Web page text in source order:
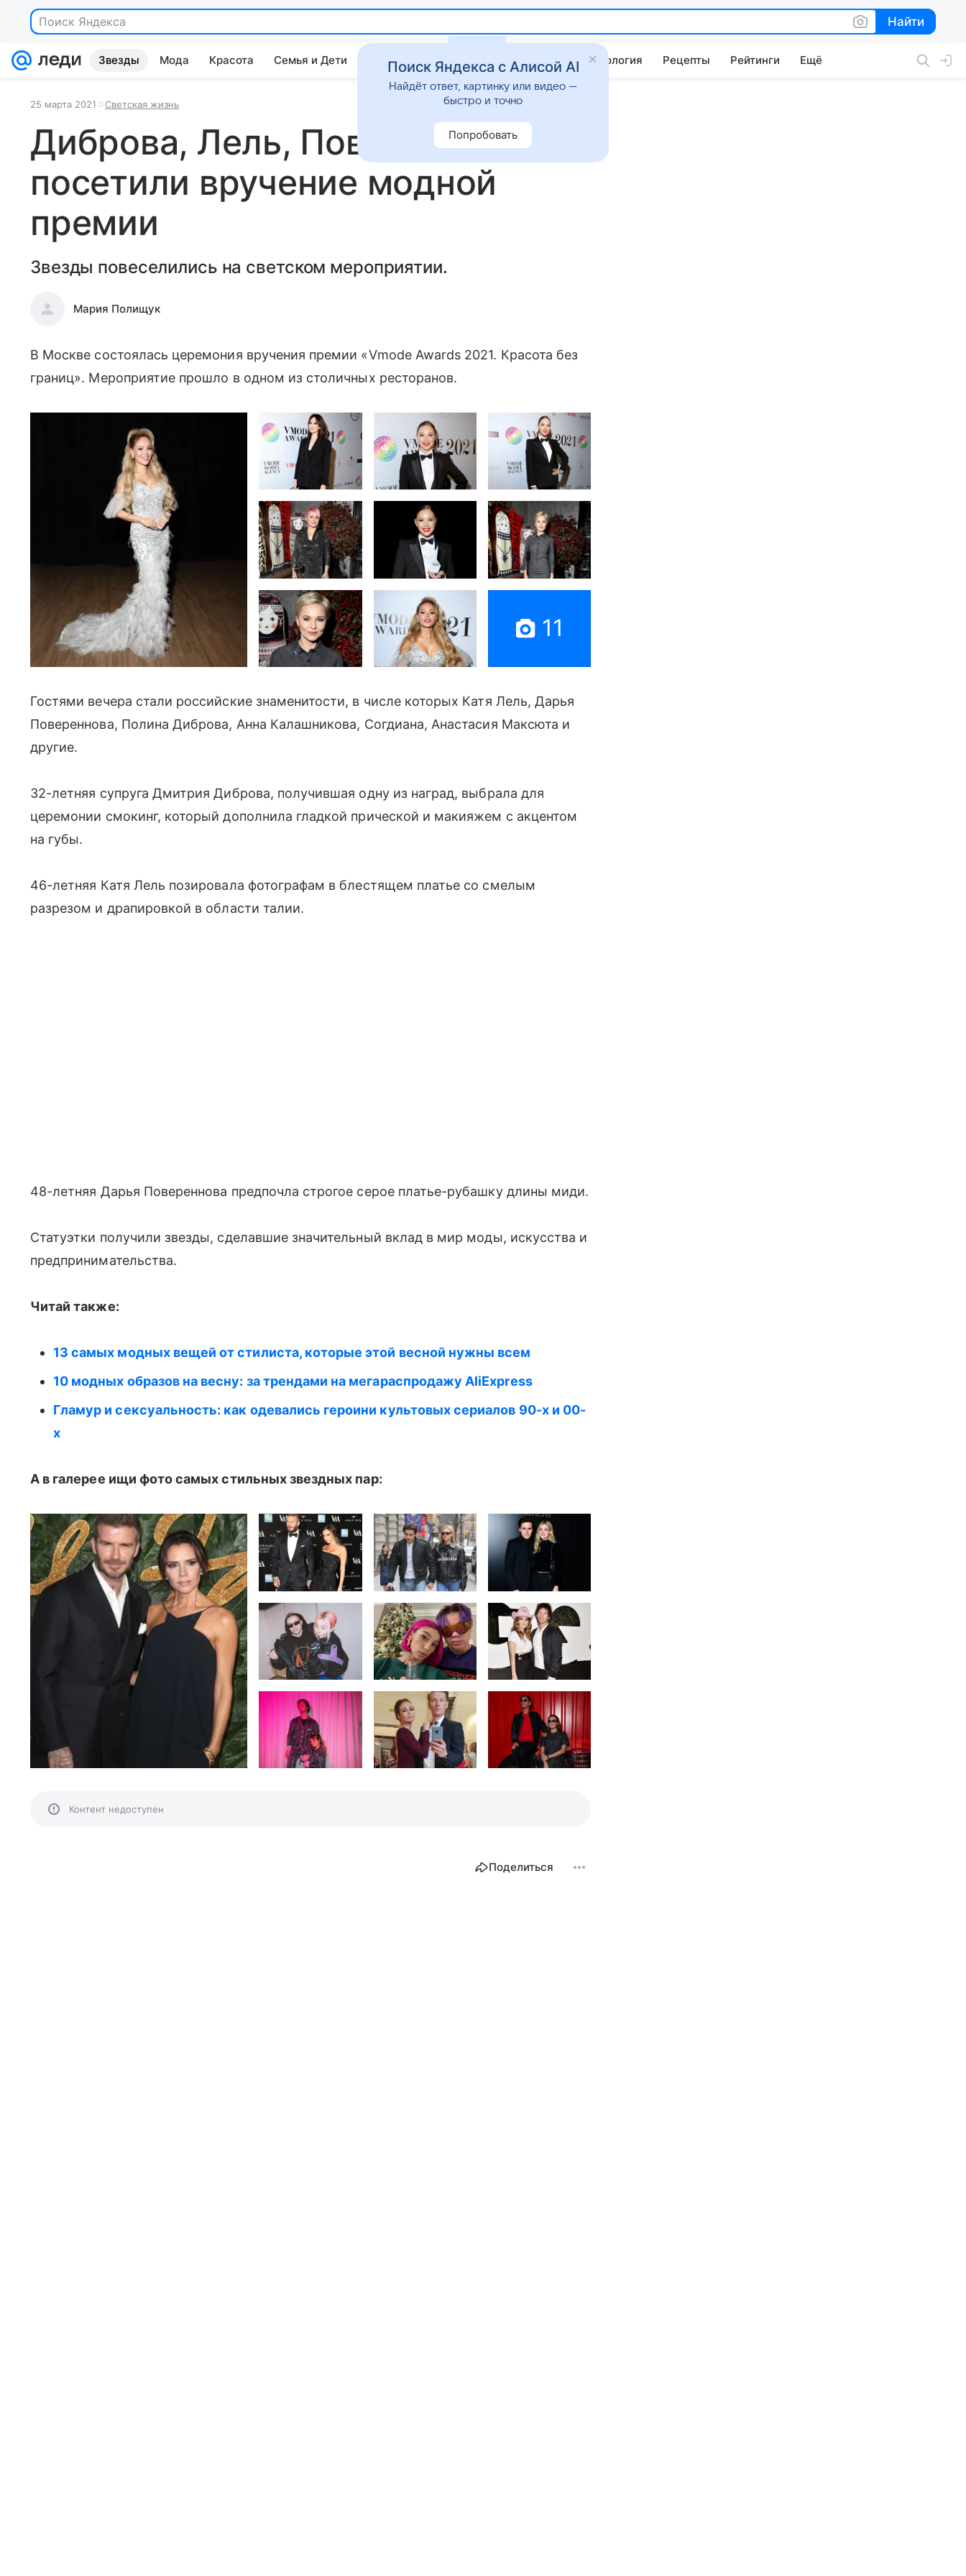
Поиск Яндекса Найти
Найти
Звезды Мода Красота Семья и Дети Дом Гороскопы Стиль жизни Психология Рецепты Рейтинги Ещё
25 марта 2021 Светская жизнь
Диброва, Лель, Повереннова
посетили вручение модной
премии
Звезды повеселились на светском мероприятии.
Мария Полищук
В Москве состоялась церемония вручения премии «Vmode Awards 2021. Красота без
границ». Мероприятие прошло в одном из столичных ресторанов.
11
Гостями вечера стали российские знаменитости, в числе которых Катя Лель, Дарья
Повереннова, Полина Диброва, Анна Калашникова, Согдиана, Анастасия Максюта и
другие.
32-летняя супруга Дмитрия Диброва, получившая одну из наград, выбрала для
церемонии смокинг, который дополнила гладкой прической и макияжем с акцентом
на губы.
46-летняя Катя Лель позировала фотографам в блестящем платье со смелым
разрезом и драпировкой в области талии.
48-летняя Дарья Повереннова предпочла строгое серое платье-рубашку длины миди.
Статуэтки получили звезды, сделавшие значительный вклад в мир моды, искусства и
предпринимательства.
Читай также:
13 самых модных вещей от стилиста, которые этой весной нужны всем
10 модных образов на весну: за трендами на мегараспродажу AliExpress
Гламур и сексуальность: как одевались героини культовых сериалов 90-х и 00-
х
А в галерее ищи фото самых стильных звездных пар:
Контент недоступен
Поделиться
Поиск Яндекса с Алисой AI
Найдёт ответ, картинку или видео —
быстро и точно
Попробовать